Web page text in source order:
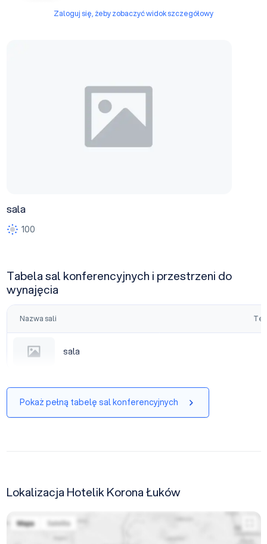
Zaloguj się, żeby zobaczyć widok szczegółowy
sala
100
Tabela sal konferencyjnych i przestrzeni do
wynajęcia
Nazwa sali
sala
sala
Pokaż pełną tabelę sal konferencyjnych
Lokalizacja Hotelik Korona Łuków